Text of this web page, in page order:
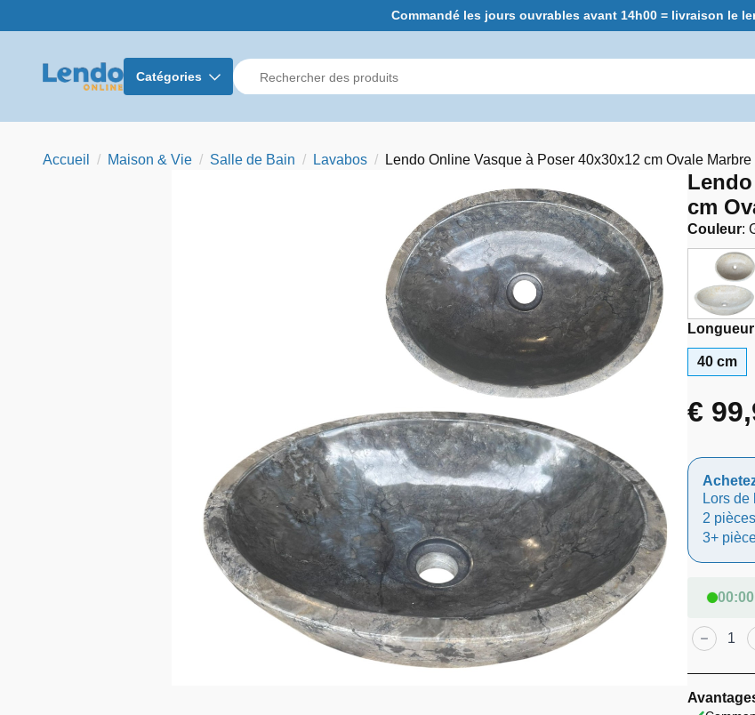
Commandé les jours ouvrables avant 14h00 = livraison le
Catégories
Accueil Maison & Vie Salle de Bain Lavabos Lendo Online Vasque à Poser 40x30x12 cm Ovale Marbre
cm
Couleur:
Longueur
40 cm
€
Lors de
2
3+
00:00
quantité
de
Lendo
à
Poser